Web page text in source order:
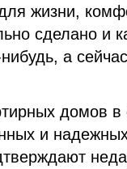
жизни,
сделано и
а
домов в
и